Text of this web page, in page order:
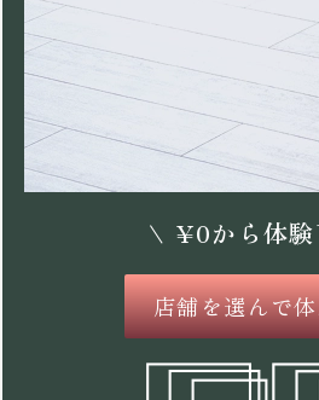
\ ¥0から体
店舗を選んで